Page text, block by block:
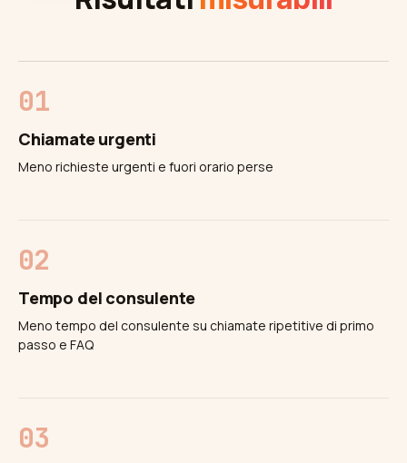
Chiamate urgenti
Meno richieste urgenti e fuori orario perse
Tempo del consulente
Meno tempo del consulente su chiamate ripetitive di primo
passo e FAQ